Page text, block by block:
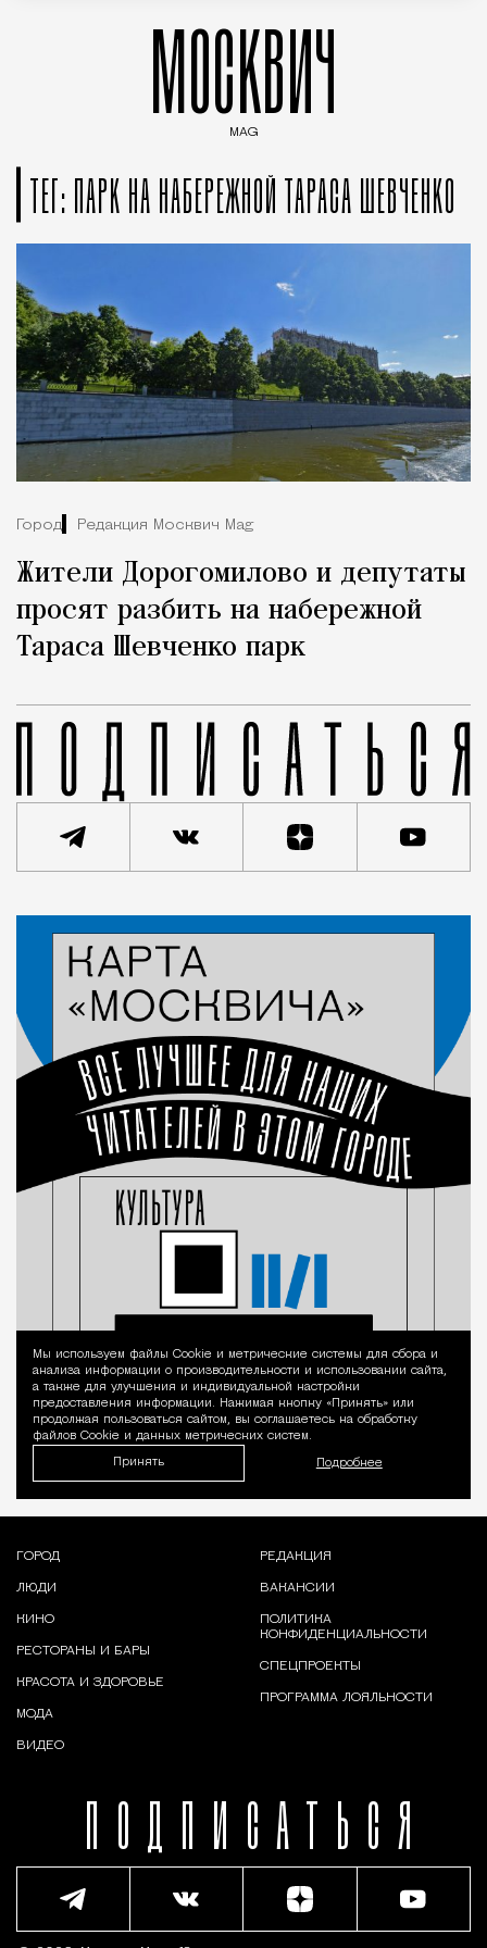
МОСКВИЧ
MAG
ТЕГ: ПАРК НА НАБЕРЕЖНОЙ ТАРАСА ШЕВЧЕНКО
Город Редакция Москвич Mag
Жители Дорогомилово и депутаты
просят разбить на набережной
Тараса Шевченко парк
Уведомление
Мы используем файлы Сookie и метрические системы для сбора и
анализа информации о производительности и использовании сайта,
а также для улучшения и индивидуальной настройки
предоставления информации. Нажимая кнопку «Принять» или
продолжая пользоваться сайтом, вы соглашаетесь на обработку
файлов Cookie и данных метрических систем.
Принять Подробнее
ПОДПИСАТЬСЯ
ГОРОД
ЛЮДИ
КИНО
РЕСТОРАНЫ И БАРЫ
КРАСОТА И ЗДОРОВЬЕ
МОДА
ВИДЕО
РЕДАКЦИЯ
ВАКАНСИИ
ПОЛИТИКА
КОНФИДЕНЦИАЛЬНОСТИ
СПЕЦПРОЕКТЫ
ПРОГРАММА ЛОЯЛЬНОСТИ